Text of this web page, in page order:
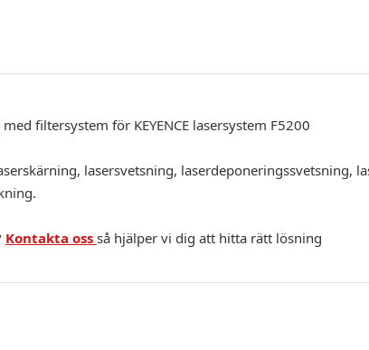
filtersystem för KEYENCE lasersystem F5200
lasersvetsning, laserdeponeringssvetsning,
Kontakta oss så hjälper vi dig att hitta rätt lösning